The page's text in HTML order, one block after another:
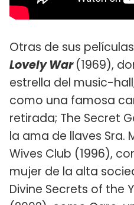
Otras de sus
Lovely War(1969),
estrella del music-
como una famosa
retirada; The Secret
la ama de llaves Sra.
Wives Club (1996),
mujer de la alta
Divine Secrets of the